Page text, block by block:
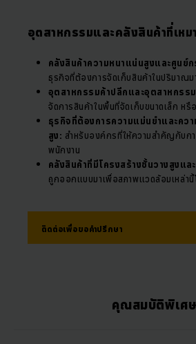
อุตสาหกรรมและคลังสินค้าที่เหม
คลังสินค้าความหนาแน่นสูงและศูนย์ก
ธุรกิจที่ต้องการจัดเก็บสินค้าในปริมาณ
อุตสาหกรรมค้าปลีกและอุตสาหกรร
จัดการสินค้าในพื้นที่จัดเก็บขนาดเล็ก หรื
ธุรกิจที่ต้องการความแม่นยำและคว
สูง: สำหรับองค์กรที่ให้ความสำคัญกับก
พนักงาน
คลังสินค้าที่มีโครงสร้างชั้นวางสูงแล
ถูกออกแบบมาเพื่อสภาพแวดล้อมเหล่านี้
ติดต่อเพื่อขอคำปรึกษา
คุณสมบัติพิเศษ